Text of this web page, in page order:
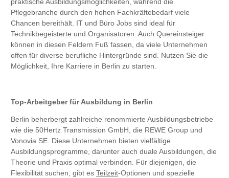
praktische Ausbildungsmöglichkeiten, während die
Pflegebranche durch den hohen Fachkräftebedarf viele
Chancen bereithält. IT und Büro Jobs sind ideal für
Technikbegeisterte und Organisatoren. Auch Quereinsteiger
können in diesen Feldern Fuß fassen, da viele Unternehmen
offen für diverse berufliche Hintergründe sind. Nutzen Sie die
Möglichkeit, Ihre Karriere in Berlin zu starten.
Top-Arbeitgeber für Ausbildung in Berlin
Berlin beherbergt zahlreiche renommierte Ausbildungsbetriebe
wie die 50Hertz Transmission GmbH, die REWE Group und
Vonovia SE. Diese Unternehmen bieten vielfältige
Ausbildungsprogramme, darunter auch duale Ausbildungen, die
Theorie und Praxis optimal verbinden. Für diejenigen, die
Flexibilität suchen, gibt es Teilzeit-Optionen und spezielle